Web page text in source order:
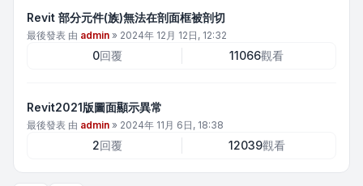
Revit 部分元件(族)無法在剖面框被剖切
最後發表 由 admin » 2024年 12月 12日, 12:32
0回覆 11066觀看
Revit2021版圖面顯示異常
最後發表 由 admin » 2024年 11月 6日, 18:38
2回覆 12039觀看